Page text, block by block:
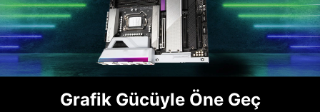
Grafik Gücüyle Öne Geç